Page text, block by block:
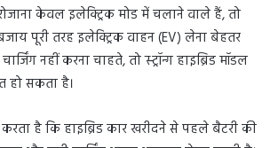
केवल इलेक्ट्रिक मोड में चलाने वाले हैं, तो
पूरी तरह इलेक्ट्रिक वाहन (EV) लेना बेहतर
नहीं करना चाहते, तो स्ट्रॉन्ग हाइब्रिड मॉडल
हो सकता है।
है कि हाइब्रिड कार खरीदने से पहले बैटरी की